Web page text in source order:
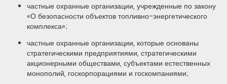
частные охранные организации, учрежденные по закону
«О безопасности объектов топливно-энергетического
комплекса»;
частные охранные организации, которые основаны
стратегическими предприятиями, стратегическими
акционерными обществами, субъектами естественных
монополий, госкорпорациями и госкомпаниями;